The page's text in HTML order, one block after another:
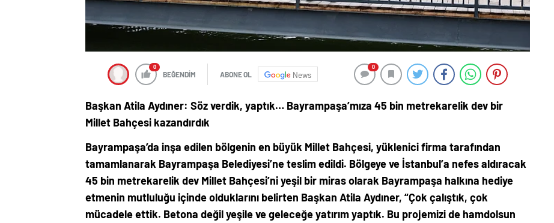
0
BEĞENDİM ABONE OL News
0
Başkan Atila Aydıner: Söz verdik, yaptık… Bayrampaşa’mıza 45 bin metrekarelik dev bir
Millet Bahçesi kazandırdık
Bayrampaşa’da inşa edilen bölgenin en büyük Millet Bahçesi, yüklenici firma tarafından
tamamlanarak Bayrampaşa Belediyesi’ne teslim edildi. Bölgeye ve İstanbul’a nefes aldıracak
45 bin metrekarelik dev Millet Bahçesi’ni yeşil bir miras olarak Bayrampaşa halkına hediye
etmenin mutluluğu içinde olduklarını belirten Başkan Atila Aydıner, “Çok çalıştık, çok
mücadele ettik. Betona değil yeşile ve geleceğe yatırım yaptık. Bu projemizi de hamdolsun